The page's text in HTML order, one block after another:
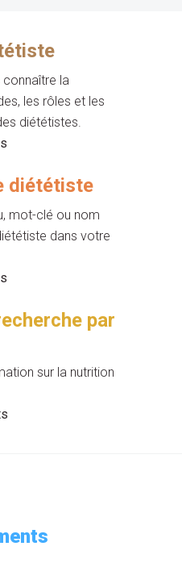
la
les rôles et les
diététistes.
diététiste
mot-clé ou nom
dans votre
par
sur la nutrition